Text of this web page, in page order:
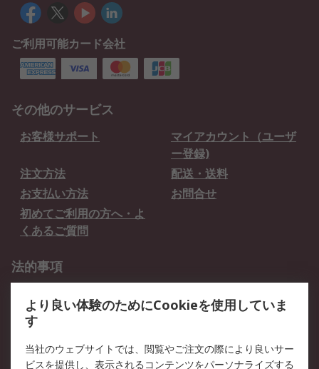
ご利用可能カード会社
その他のサービス
お客様サポート
マイアカウント（ユーザ
ー登録)
注文方法
配送・送料
お支払い方法
お問合せ
初めてご利用の方へ・よ
くあるご質問
法的事項
クッキーポリシー
RSについて
より良い体験のためにCookieを使用していま
す
当社のウェブサイトでは、閲覧やご注文の際により良いサー
ビスを提供し、表示されるコンテンツをパーソナライズする